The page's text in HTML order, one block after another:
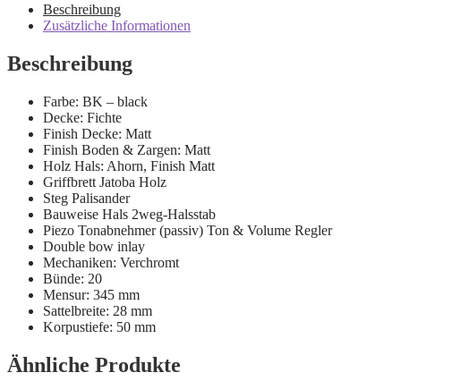
Beschreibung
Zusätzliche Informationen
Beschreibung
Farbe: BK – black
Decke: Fichte
Finish Decke: Matt
Finish Boden & Zargen: Matt
Holz Hals: Ahorn, Finish Matt
Griffbrett Jatoba Holz
Steg Palisander
Bauweise Hals 2weg-Halsstab
Piezo Tonabnehmer (passiv) Ton & Volume Regler
Double bow inlay
Mechaniken: Verchromt
Bünde: 20
Mensur: 345 mm
Sattelbreite: 28 mm
Korpustiefe: 50 mm
Ähnliche Produkte